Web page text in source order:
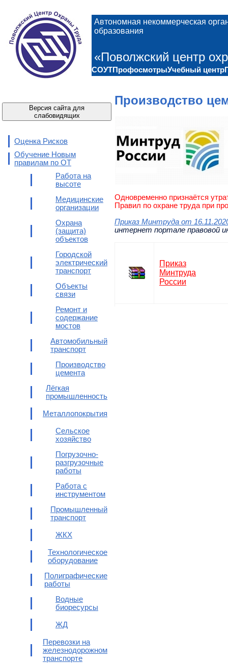
Автономная некоммерческая
образования
«Поволжский центр
СОУТПрофосмотрыУчебный центр
Версия сайта для
слабовидящих
Оценка Рисков
Обучение Новым
правилам по ОТ
Работа на
высоте
Медицинские
организации
Охрана
(защита)
объектов
Городской
электрический
транспорт
Объекты
связи
Ремонт и
содержание
мостов
Автомобильный
транспорт
Производство
цемента
Лёгкая
промышленность
Металлопокрытия
Сельское
хозяйство
Погрузочно-
разгрузочные
работы
Работа с
инструментом
Промышленный
транспорт
ЖКХ
Технологическое
оборудование
Полиграфические
работы
Водные
биоресурсы
ЖД
Перевозки на
железнодорожном
транспорте
Производство
Одновременно признаётся
Правил по охране труда при
Приказ Минтруда от
интернет портале правовой
Приказ
Минтруда
России